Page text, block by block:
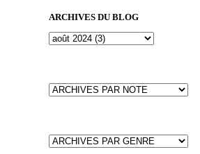
ARCHIVES DU BLOG